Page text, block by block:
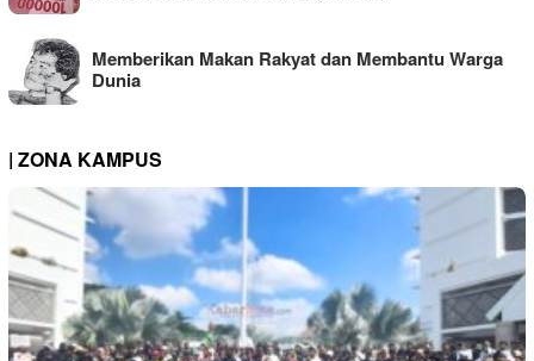
Memberikan Makan Rakyat dan Membantu Warga
Dunia
| ZONA KAMPUS